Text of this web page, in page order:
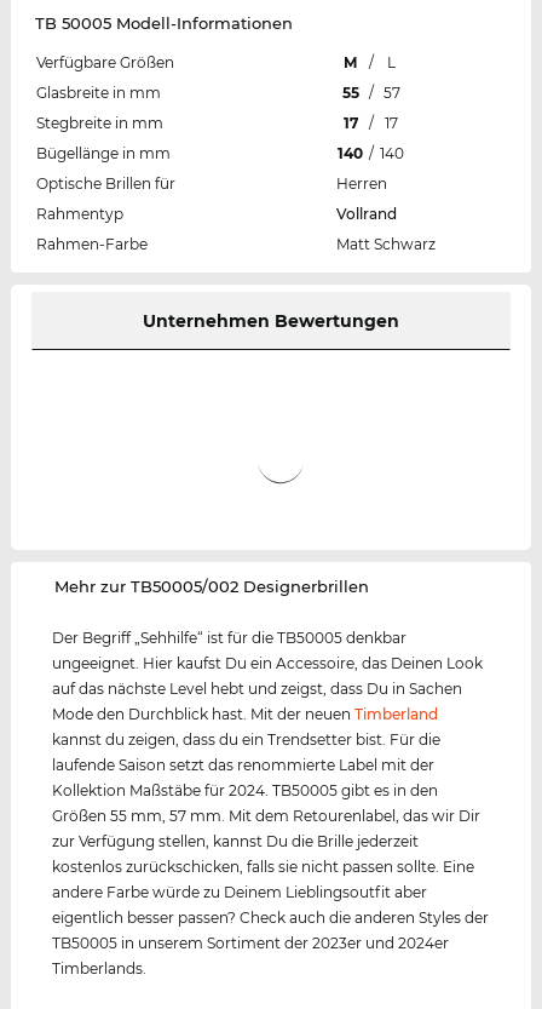
TB 50005 Modell-Informationen
Verfügbare Größen M /
L
Glasbreite in mm
55 / 57
Stegbreite in mm
17 /
17
Bügellänge in mm
140 / 140
Optische Brillen für
Herren
Rahmentyp
Vollrand
Rahmen-Farbe
Matt Schwarz
Unternehmen Bewertungen
‌Mehr zur TB50005/002 Designerbrillen
Der Begriff „Sehhilfe“ ist für die TB50005 denkbar
ungeeignet. Hier kaufst Du ein Accessoire, das Deinen Look
auf das nächste Level hebt und zeigst, dass Du in Sachen
Mode den Durchblick hast. Mit der neuenTimberland
kannst du zeigen, dass du ein Trendsetter bist. Für die
laufende Saison setzt das renommierte Label mit der
Kollektion Maßstäbe für 2024. TB50005 gibt es in den
Größen 55 mm, 57 mm. Mit dem Retourenlabel, das wir Dir
zur Verfügung stellen, kannst Du die Brille jederzeit
kostenlos zurückschicken, falls sie nicht passen sollte. Eine
andere Farbe würde zu Deinem Lieblingsoutfit aber
eigentlich besser passen? Check auch die anderen Styles der
TB50005 in unserem Sortiment der 2023er und 2024er
Timberlands.